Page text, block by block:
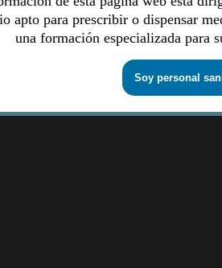
apto para prescribir o dispensar
una formación especializada para
Soy personal